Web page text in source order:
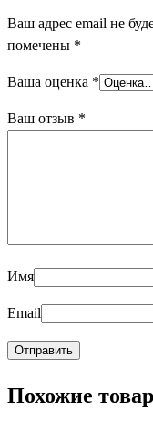
Ваш адрес email не
помечены *
Ваша оценка *
Ваш отзыв *
Имя
Email
Похожие